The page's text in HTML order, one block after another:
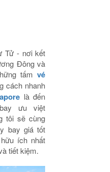
Tử - nơi kết
Đông và
tấmvé
cách nhanh
là đến
ưu việt
tôi sẽ cùng
bay giá tốt
ích nhất
tiết kiệm.